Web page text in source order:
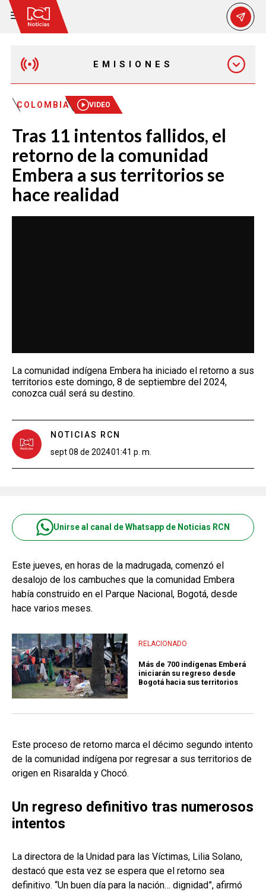
EMISIONES
MAÑANA EXPRESS
EMISIÓN 12:30 PM
EMISIÓN 7:00 PM
EMISIÓN 11:30 PM
COLOMBIA VIDEO
Tras 11 intentos fallidos, el
retorno de la comunidad
Embera a sus territorios se
hace realidad
La comunidad indígena Embera ha iniciado el retorno a sus
territorios este domingo, 8 de septiembre del 2024,
conozca cuál será su destino.
NOTICIAS RCN
sept 08 de 202401:41 p. m.
Unirse al canal de Whatsapp de Noticias RCN
Este jueves, en horas de la madrugada, comenzó el
desalojo de los cambuches que la comunidad Embera
había construido en el Parque Nacional, Bogotá, desde
hace varios meses.
RELACIONADO
Más de 700 indígenas Emberá
iniciarán su regreso desde
Bogotá hacia sus territorios
Este proceso de retorno marca el décimo segundo intento
de la comunidad indígena por regresar a sus territorios de
origen en Risaralda y Chocó.
Un regreso definitivo tras numerosos
intentos
La directora de la Unidad para las Víctimas, Lilia Solano,
destacó que esta vez se espera que el retorno sea
definitivo. “Un buen día para la nación… dignidad”, afirmó